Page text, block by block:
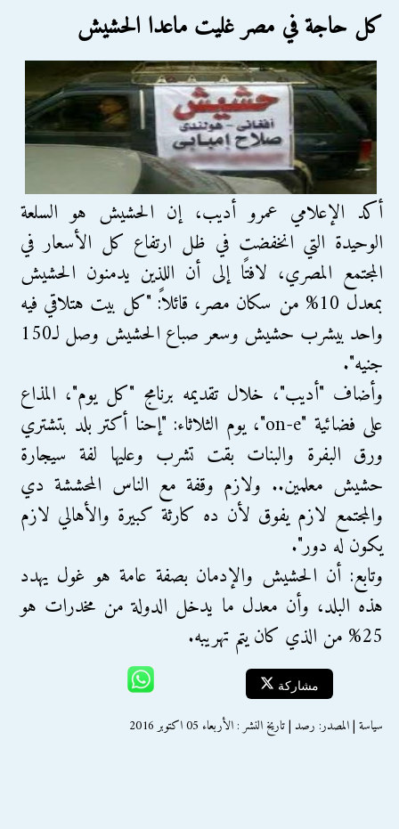
كل حاجة في مصر غليت ماعدا الحشيش
أكد الإعلامي عمرو أديب، إن الحشيش هو السلعة
الوحيدة التي انخفضت في ظل ارتفاع كل الأسعار في
المجتمع المصري، لافتًا إلى أن اللذين يدمنون الحشيش
بمعدل 10% من سكان مصر، قائلاً: "كل بيت هتلاقي فيه
واحد بيشرب حشيش وسعر صباع الحشيش وصل لـ150
جنيه".
وأضاف "أديب"، خلال تقديمه برنامج "كل يوم"، المذاع
على فضائية "on-e"، يوم الثلاثاء: "إحنا أكتر بلد بتشتري
ورق البفرة والبنات بقت تشرب وعليها لفة سيجارة
حشيش معلمين.. ولازم وقفة مع الناس المحششة دي
والمجتمع لازم يفوق لأن ده كارثة كبيرة والأهالي لازم
يكون له دور".
وتابع: أن الحشيش والإدمان بصفة عامة هو غول يهدد
هذه البلد، وأن معدل ما يدخل الدولة من مخدرات هو
25% من الذي كان يتم تهريبه.
مشاركة
سياسة | المصدر: رصد | تاريخ النشر : الأربعاء 05 اكتوبر 2016